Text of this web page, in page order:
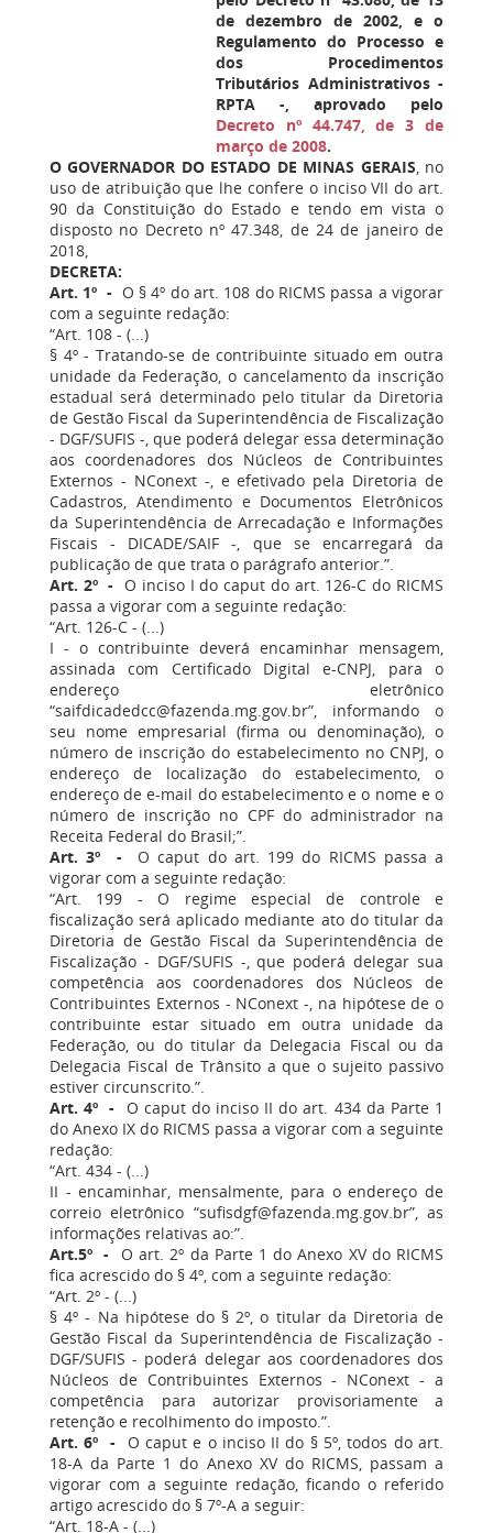
de dezembro de 2002, e o
Regulamento do Processo e
dos Procedimentos
Tributários Administrativos -
RPTA -, aprovado pelo
Decreto nº 44.747, de 3 de
março de 2008.
O GOVERNADOR DO ESTADO DE MINAS GERAIS, no
uso de atribuição que lhe confere o inciso VII do art.
90 da Constituição do Estado e tendo em vista o
disposto no Decreto nº 47.348, de 24 de janeiro de
2018,
DECRETA:
Art. 1º - O § 4º do art. 108 do RICMS passa a vigorar
com a seguinte redação:
“Art. 108 - (...)
§ 4º - Tratando-se de contribuinte situado em outra
unidade da Federação, o cancelamento da inscrição
estadual será determinado pelo titular da Diretoria
de Gestão Fiscal da Superintendência de Fiscalização
- DGF/SUFIS -, que poderá delegar essa determinação
aos coordenadores dos Núcleos de Contribuintes
Externos - NConext -, e efetivado pela Diretoria de
Cadastros, Atendimento e Documentos Eletrônicos
da Superintendência de Arrecadação e Informações
Fiscais - DICADE/SAIF -, que se encarregará da
publicação de que trata o parágrafo anterior.”.
Art. 2º - O inciso I do caput do art. 126-C do RICMS
passa a vigorar com a seguinte redação:
“Art. 126-C - (...)
I - o contribuinte deverá encaminhar mensagem,
assinada com Certificado Digital e-CNPJ, para o
endereço eletrônico
“saifdicadedcc@fazenda.mg.gov.br”, informando o
seu nome empresarial (firma ou denominação), o
número de inscrição do estabelecimento no CNPJ, o
endereço de localização do estabelecimento, o
endereço de e-mail do estabelecimento e o nome e o
número de inscrição no CPF do administrador na
Receita Federal do Brasil;”.
Art. 3º - O caput do art. 199 do RICMS passa a
vigorar com a seguinte redação:
“Art. 199 - O regime especial de controle e
fiscalização será aplicado mediante ato do titular da
Diretoria de Gestão Fiscal da Superintendência de
Fiscalização - DGF/SUFIS -, que poderá delegar sua
competência aos coordenadores dos Núcleos de
Contribuintes Externos - NConext -, na hipótese de o
contribuinte estar situado em outra unidade da
Federação, ou do titular da Delegacia Fiscal ou da
Delegacia Fiscal de Trânsito a que o sujeito passivo
estiver circunscrito.”.
Art. 4º - O caput do inciso II do art. 434 da Parte 1
do Anexo IX do RICMS passa a vigorar com a seguinte
redação:
“Art. 434 - (...)
II - encaminhar, mensalmente, para o endereço de
correio eletrônico “sufisdgf@fazenda.mg.gov.br”, as
informações relativas ao:”.
Art.5º - O art. 2º da Parte 1 do Anexo XV do RICMS
fica acrescido do § 4º, com a seguinte redação:
“Art. 2º - (...)
§ 4º - Na hipótese do § 2º, o titular da Diretoria de
Gestão Fiscal da Superintendência de Fiscalização -
DGF/SUFIS - poderá delegar aos coordenadores dos
Núcleos de Contribuintes Externos - NConext - a
competência para autorizar provisoriamente a
retenção e recolhimento do imposto.”.
Art. 6º - O caput e o inciso II do § 5º, todos do art.
18-A da Parte 1 do Anexo XV do RICMS, passam a
vigorar com a seguinte redação, ficando o referido
artigo acrescido do § 7º-A a seguir:
“Art. 18-A - (...)